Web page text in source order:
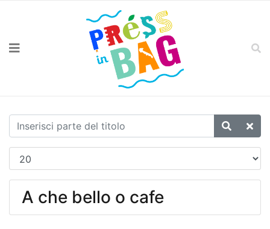
A che bello o cafe